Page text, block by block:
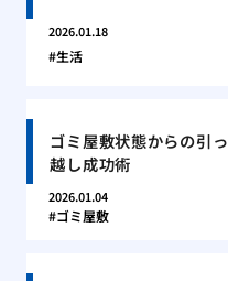
2026.01.18
生活
ゴミ屋敷状態からの引っ
越し成功術
2026.01.04
ゴミ屋敷